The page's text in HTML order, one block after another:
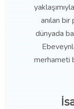
anılan bir
dünyada
merhameti